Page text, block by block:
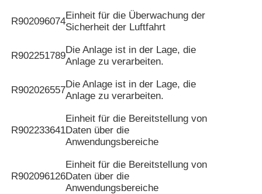
R902096074
Einheit für die Überwachung der
Sicherheit der Luftfahrt
R902251789
Die Anlage ist in der Lage, die
Anlage zu verarbeiten.
R902026557
Die Anlage ist in der Lage, die
Anlage zu verarbeiten.
R902233641
Einheit für die Bereitstellung von
Daten über die
Anwendungsbereiche
R902096126
Einheit für die Bereitstellung von
Daten über die
Anwendungsbereiche